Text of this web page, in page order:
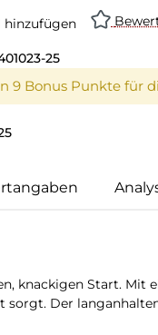
hinzufügen
25
9 Bonus Punkte für
knackigen Start. Mit
Der